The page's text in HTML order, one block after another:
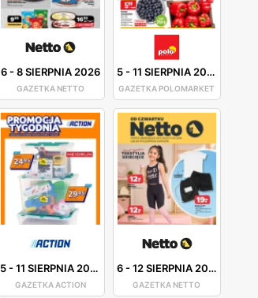
6-8 SIERPNIA 2026
GAZETKA NETTO
5-11 SIERPNIA 2026
GAZETKA POLOMARKET
5-11 SIERPNIA 2026
GAZETKA ACTION
6-12 SIERPNIA 2026
GAZETKA NETTO